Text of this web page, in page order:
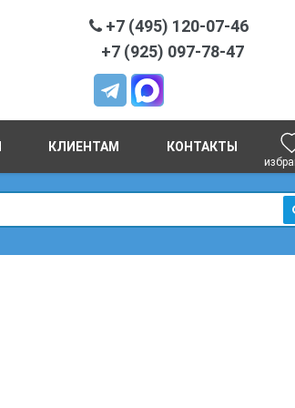
+7 (495) 120-07-46
+7 (925) 097-78-47
КЛИЕНТАМ КОНТАКТЫ